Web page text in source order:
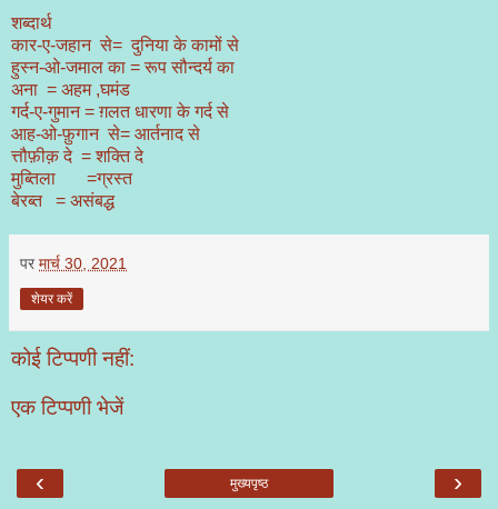
शब्दार्थ
कार-ए-जहान से= दुनिया के कामों से
हुस्न-ओ-जमाल का = रूप सौन्दर्य का
अना = अहम ,घमंड
गर्द-ए-गुमान = ग़लत धारणा के गर्द से
आह-ओ-फ़ुगान से= आर्तनाद से
त्तौफ़ीक़ दे = शक्ति दे
मुब्तिला
=ग्रस्त
बेरब्त
= असंबद्ध
पर मार्च 30, 2021
शेयर करें
कोई टिप्पणी नहीं:
एक टिप्पणी भेजें
‹ ›
मुख्यपृष्ठ